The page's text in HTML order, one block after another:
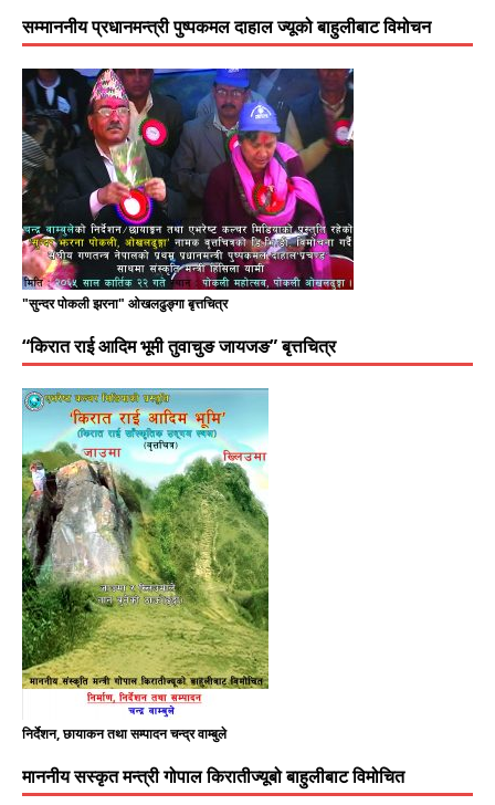
सम्माननीय प्रधानमन्त्री पुष्पकमल दाहाल ज्यूको बाहुलीबाट विमोचन
"सुन्दर पोकली झरना" ओखलढुङ्गा बृत्तचित्र
“किरात राई आदिम भूमी तुवाचुङ जायजङ” बृत्तचित्र
निर्देशन, छायाकन तथा सम्पादन चन्द्र वाम्बुले
माननीय सस्कृत मन्त्री गोपाल किरातीज्यूबो बाहुलीबाट विमोचित